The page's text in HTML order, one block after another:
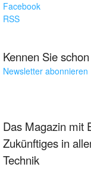
Facebook
RSS
Kennen Sie
Newsletter abonnieren
Das Magazin mit
Zukünftiges in
Technik